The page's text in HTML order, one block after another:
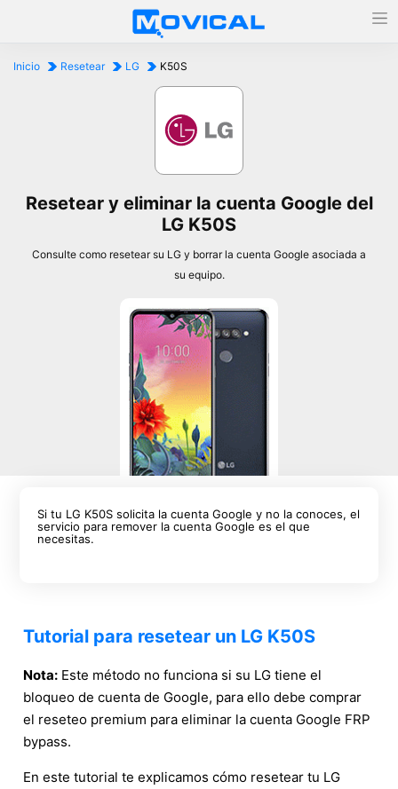
Inicio Resetear LG K50S
Resetear y eliminar la cuenta Google del
LG K50S
Consulte como resetear su LG y borrar la cuenta Google asociada a
su equipo.
Si tu LG K50S solicita la cuenta Google y no la conoces, el
servicio para remover la cuenta Google es el que
necesitas.
Tutorial para resetear un LG K50S
Nota: Este método no funciona si su LG tiene el
bloqueo de cuenta de Google, para ello debe comprar
el reseteo premium para eliminar la cuenta Google FRP
bypass.
En este tutorial te explicamos cómo resetear tu LG